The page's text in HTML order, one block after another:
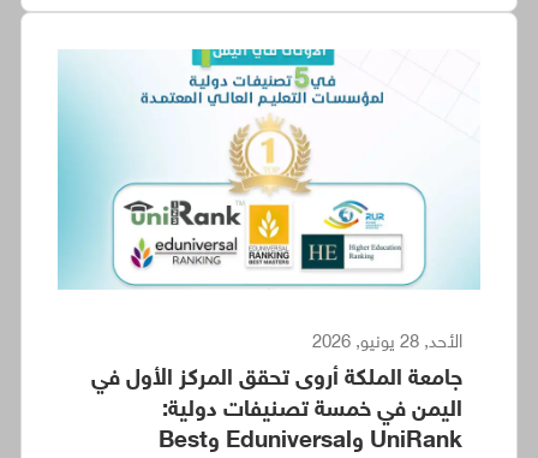
الأحد, 28 يونيو, 2026
جامعة الملكة أروى تحقق المركز الأول في
اليمن في خمسة تصنيفات دولية:
UniRank وEduniversal وBest